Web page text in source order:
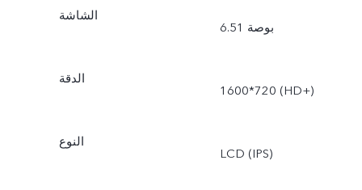
الشاشة
6.51 بوصة
الدقة
1600*720 (HD+)
النوع
LCD (IPS)